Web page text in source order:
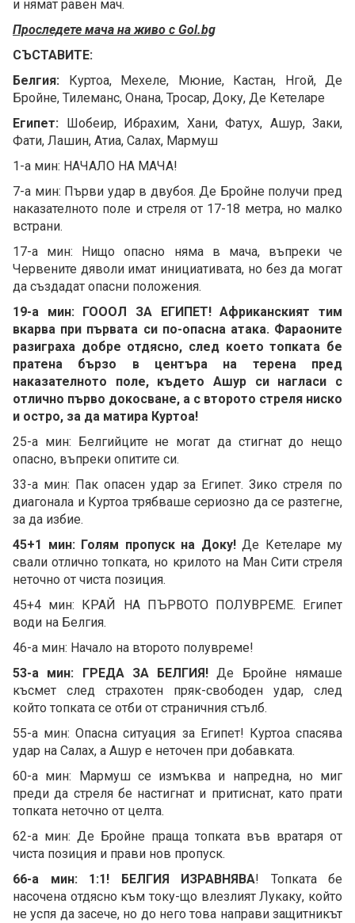
и нямат равен мач.
Проследете мача на живо с Gol.bg
СЪСТАВИТЕ:
Белгия:
Куртоа, Мехеле, Мюние, Кастан, Нгой, Де
Бройне, Тилеманс, Онана, Тросар, Доку, Де Кетеларе
Египет:
Шобеир, Ибрахим, Хани, Фатух, Ашур, Заки,
Фати, Лашин, Атиа, Салах, Мармуш
1-а мин: НАЧАЛО НА МАЧА!
7-а мин: Първи удар в двубоя. Де Бройне получи пред
наказателното поле и стреля от 17-18 метра, но малко
встрани.
17-а мин: Нищо опасно няма в мача, въпреки че
Червените дяволи имат инициативата, но без да могат
да създадат опасни положения.
19-а мин: ГОООЛ ЗА ЕГИПЕТ! Африканският тим
вкарва при първата си по-опасна атака. Фараоните
разиграха добре отдясно, след което топката бе
пратена бързо в центъра на терена пред
наказателното поле, където Ашур си нагласи с
отлично първо докосване, а с второто стреля ниско
и остро, за да матира Куртоа!
25-а мин: Белгийците не могат да стигнат до нещо
опасно, въпреки опитите си.
33-а мин: Пак опасен удар за Египет. Зико стреля по
диагонала и Куртоа трябваше сериозно да се разтегне,
за да избие.
45+1 мин: Голям пропуск на Доку! Де Кетеларе му
свали отлично топката, но крилото на Ман Сити стреля
неточно от чиста позиция.
45+4 мин: КРАЙ НА ПЪРВОТО ПОЛУВРЕМЕ. Египет
води на Белгия.
46-а мин: Начало на второто полувреме!
53-а мин: ГРЕДА ЗА БЕЛГИЯ!Де Бройне нямаше
късмет след страхотен пряк-свободен удар, след
който топката се отби от страничния стълб.
55-а мин: Опасна ситуация за Египет! Куртоа спасява
удар на Салах, а Ашур е неточен при добавката.
60-а мин: Мармуш се измъква и напредна, но миг
преди да стреля бе настигнат и притиснат, като прати
топката неточно от целта.
62-а мин: Де Бройне праща топката във вратаря от
чиста позиция и прави нов пропуск.
66-а мин: 1:1! БЕЛГИЯ ИЗРАВНЯВА! Топката бе
насочена отдясно към току-що влезлият Лукаку, който
не успя да засече, но до него това направи защитникът